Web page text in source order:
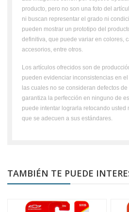
producto, pero no son una foto del
ni buscan representar el grado ni
pueden mostrar un prototipo del
definitiva, que puede variar en colores,
accesorios, entre otros.
Los artículos ofrecidos son de
pueden evidenciar inconsistencias en
las cuales no se consideran defectos
garantiza la perfección en ninguno de
puede intentar lograrla retocando usted
que se adecuen a sus estándares.
TAMBIÉN TE PUEDE